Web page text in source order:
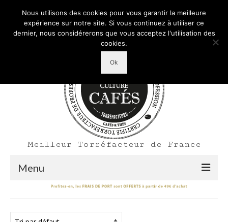
Mon Compte Votre panier d'achats 0,00
Rechercher
Meilleur Torréfacteur de France
Menu
Nous utilisons des cookies pour vous garantir la meilleure
expérience sur notre site. Si vous continuez à utiliser ce
dernier, nous considérerons que vous acceptez l'utilisation des
cookies.
Ok